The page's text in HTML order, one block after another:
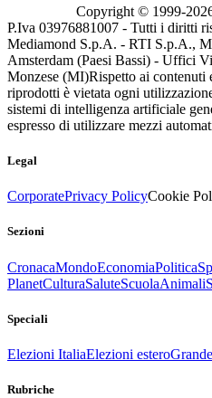
Copyright © 1999-
P.Iva 03976881007 - Tutti i diritti
Mediamond S.p.A. - RTI S.p.A.,
Amsterdam (Paesi Bassi) - Uffici
Monzese (MI)Rispetto ai contenuti
riprodotti è vietata ogni
sistemi di intelligenza artificiale
espresso di utilizzare mezzi
Legal
CorporatePrivacy PolicyCookie
Sezioni
CronacaMondoEconomiaPolitica
PlanetCulturaSaluteScuolaAnimali
Speciali
Elezioni ItaliaElezioni estero
Rubriche